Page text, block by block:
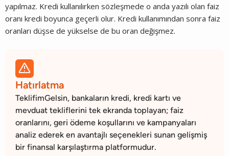
yapılmaz. Kredi kullanılırken sözleşmede o anda yazılı olan faiz
oranı kredi boyunca geçerli olur. Kredi kullanımından sonra faiz
oranları düşse de yükselse de bu oran değişmez.

Hatırlatma
TeklifimGelsin, bankaların kredi, kredi kartı ve
mevduat tekliflerini tek ekranda toplayan; faiz
oranlarını, geri ödeme koşullarını ve kampanyaları
analiz ederek en avantajlı seçenekleri sunan gelişmiş
bir finansal karşılaştırma platformudur.